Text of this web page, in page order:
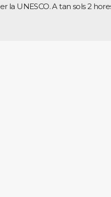
UNESCO. A tan sols 2